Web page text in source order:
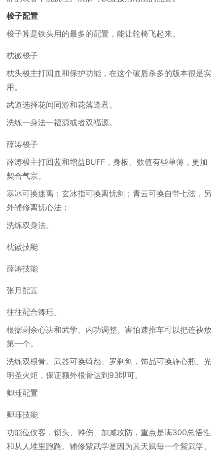
梭子配置
梭子算是铁头用的最多的配置，能让轮椅飞起来。
枕徽梭子
枕头梭主打回血和保护功能，在这个破盾杀多的版本很是实
用。
武道选择花间同游和花落逢君。
洗练一身法一福源或者双福源。
薛涛梭子
薛涛梭主打回蓝和增益BUFF，身板、数值有些单薄，更加
契合气宗。
寒冰可换迷离；玄冰指可换离忧剑；青云可换自带七弦，另
外辅修离忧心法；
洗练双身法。
枕徽技能
薛涛技能
张月配置
往往配合卿珏。
根据剩余心决和武学、内功调整。害怕速推车可以把连袂放
第一个。
洗练双根骨。武器可换绮怨、罗刹剑，饰品可换静心瓶、光
明圣火炬，保证额外根骨达到93即可。
卿珏配置
卿珏技能
功能位侠客，锁头、摊伤、加减攻防，重点是满300总悟性
和从人堆里跑路。辅修紫武学是因为其天赋每一个紫武学、